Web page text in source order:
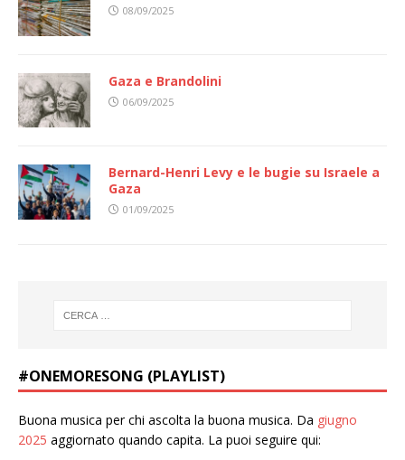
08/09/2025
Gaza e Brandolini
06/09/2025
Bernard-Henri Levy e le bugie su Israele a
Gaza
01/09/2025
#ONEMORESONG (PLAYLIST)
Buona musica per chi ascolta la buona musica. Da giugno
2025 aggiornato quando capita. La puoi seguire qui: